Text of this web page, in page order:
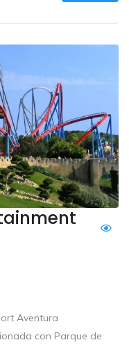
Aventura
con Parque de